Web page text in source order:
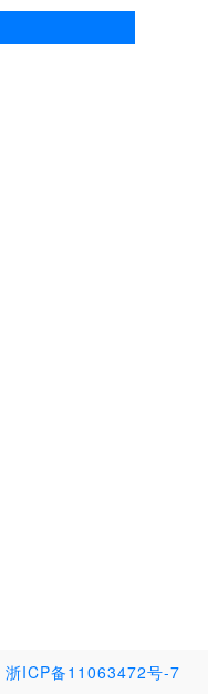
浙ICP备11063472号-7